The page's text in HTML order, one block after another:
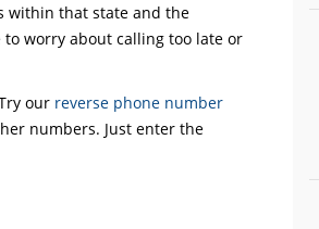
within that state and the
to worry about calling too late or
our reverse phone number
numbers. Just enter the